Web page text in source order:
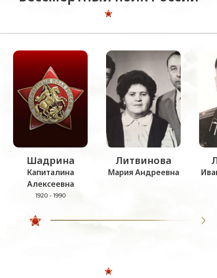
Шадрина
Капиталина
Алексеевна
1920 - 1990
Литвинова
Мария Андреевна